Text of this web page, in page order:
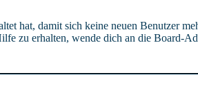
hat, damit sich keine neuen Benutzer
zu erhalten, wende dich an die Board-